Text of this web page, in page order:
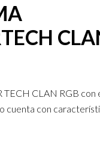
TECH CLAN RGB con
cuenta con